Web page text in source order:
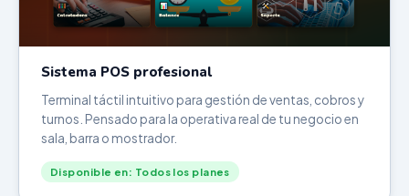
Sistema POS profesional
Terminal táctil intuitivo para gestión de ventas, cobros y
turnos. Pensado para la operativa real de tu negocio en
sala, barra o mostrador.
Disponible en: Todos los planes